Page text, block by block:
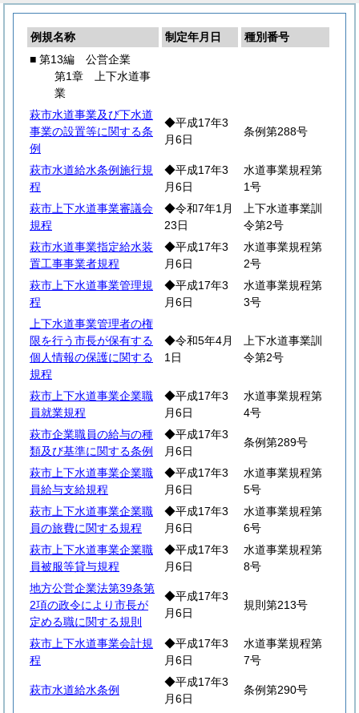
例規名称 制定年月日
種別番号
■ 第13編 公営企業
第1章 上下水道事
業
萩市水道事業及び下水道
事業の設置等に関する条
例
◆平成17年3
月6日
条例第288号
萩市水道給水条例施行規
程
◆平成17年3
月6日
水道事業規程第
1号
萩市上下水道事業審議会
規程
◆令和7年1月
23日
上下水道事業訓
令第2号
萩市水道事業指定給水装
置工事事業者規程
◆平成17年3
月6日
水道事業規程第
2号
萩市上下水道事業管理規
程
◆平成17年3
月6日
水道事業規程第
3号
上下水道事業管理者の権
限を行う市長が保有する
個人情報の保護に関する
規程
◆令和5年4月
1日
上下水道事業訓
令第2号
萩市上下水道事業企業職
員就業規程
◆平成17年3
月6日
水道事業規程第
4号
萩市企業職員の給与の種
類及び基準に関する条例
◆平成17年3
月6日
条例第289号
萩市上下水道事業企業職
員給与支給規程
◆平成17年3
月6日
水道事業規程第
5号
萩市上下水道事業企業職
員の旅費に関する規程
◆平成17年3
月6日
水道事業規程第
6号
萩市上下水道事業企業職
員被服等貸与規程
◆平成17年3
月6日
水道事業規程第
8号
地方公営企業法第39条第
2項の政令により市長が
定める職に関する規則
◆平成17年3
月6日
規則第213号
萩市上下水道事業会計規
程
◆平成17年3
月6日
水道事業規程第
7号
萩市水道給水条例
◆平成17年3
月6日
条例第290号